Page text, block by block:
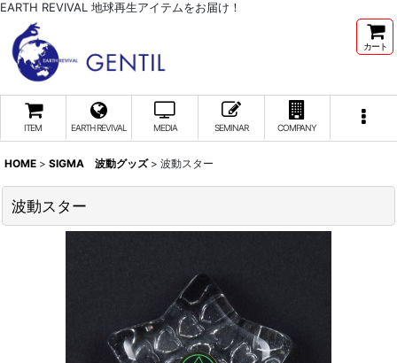
EARTH REVIVAL 地球再生アイテムをお届け！
カート
ITEM EARTH REVIVAL MEDIA SEMINAR COMPANY
HOME > SIGMA 波動グッズ > 波動スター
波動スター